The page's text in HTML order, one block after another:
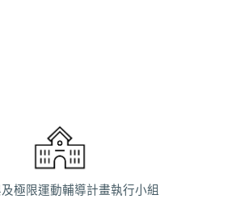
極限運動輔導計畫執行小組